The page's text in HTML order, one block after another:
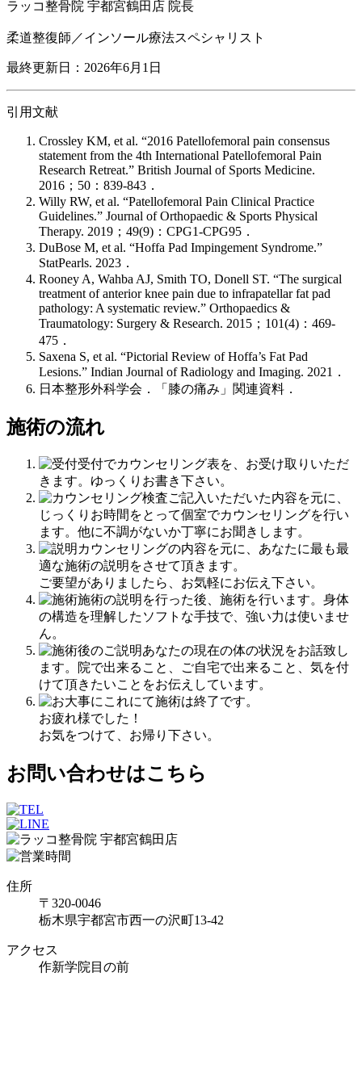
ラッコ整骨院 宇都宮鶴田店 院長
柔道整復師／インソール療法スペシャリスト
最終更新日：2026年6月1日
引用文献
Crossley KM, et al. “2016 Patellofemoral pain consensus
statement from the 4th International Patellofemoral Pain
Research Retreat.” British Journal of Sports Medicine.
2016；50：839-843．
Willy RW, et al. “Patellofemoral Pain Clinical Practice
Guidelines.” Journal of Orthopaedic & Sports Physical
Therapy. 2019；49(9)：CPG1-CPG95．
DuBose M, et al. “Hoffa Pad Impingement Syndrome.”
StatPearls. 2023．
Rooney A, Wahba AJ, Smith TO, Donell ST. “The surgical
treatment of anterior knee pain due to infrapatellar fat pad
pathology: A systematic review.” Orthopaedics &
Traumatology: Surgery & Research. 2015；101(4)：469-
475．
Saxena S, et al. “Pictorial Review of Hoffa’s Fat Pad
Lesions.” Indian Journal of Radiology and Imaging. 2021．
日本整形外科学会．「膝の痛み」関連資料．
施術の流れ
受付でカウンセリング表を、お受け取りいただ
きます。ゆっくりお書き下さい。
ご記入いただいた内容を元に、
じっくりお時間をとって個室でカウンセリングを行い
ます。他に不調がないか丁寧にお聞きします。
カウンセリングの内容を元に、あなたに最も最
適な施術の説明をさせて頂きます。
ご要望がありましたら、お気軽にお伝え下さい。
施術の説明を行った後、施術を行います。身体
の構造を理解したソフトな手技で、強い力は使いませ
ん。
あなたの現在の体の状況をお話致し
ます。院で出来ること、ご自宅で出来ること、気を付
けて頂きたいことをお伝えしています。
これにて施術は終了です。
お疲れ様でした！
お気をつけて、お帰り下さい。
お問い合わせはこちら
住所
〒320-0046
栃木県宇都宮市西一の沢町13-42
アクセス
作新学院目の前